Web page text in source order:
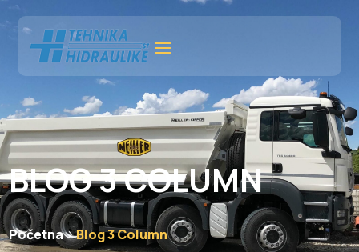
BLOG 3 COLUMN
Početna Blog 3 Column